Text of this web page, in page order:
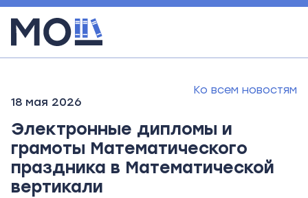
18 мая 2026
Ко всем новостям
Электронные дипломы и
грамоты Математического
праздника в Математической
вертикали